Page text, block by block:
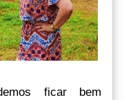
ficar bem